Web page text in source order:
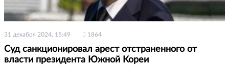
31 декабря 2024, 15:49 1864
Суд санкционировал арест отстраненного от
власти президента Южной Кореи